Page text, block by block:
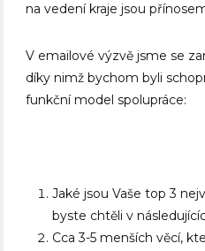
na vedení kraje jsou
V emailové výzvě jsme se
díky nimž bychom byli
funkční model spolupráce:
Jaké jsou Vaše top 3
byste chtěli v
Cca 3-5 menších věcí,